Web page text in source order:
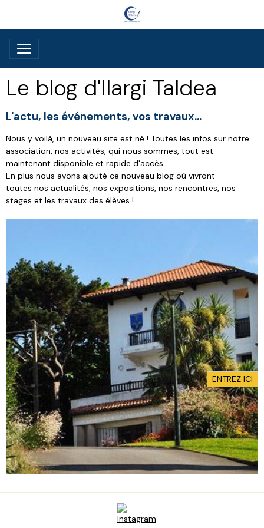
Le blog d'Ilargi Taldea
L'actu, les événements, vos travaux...
Nous y voilà, un nouveau site est né ! Toutes les infos sur notre
association, nos activités, qui nous sommes, tout est
maintenant disponible et rapide d'accès.
En plus nous avons ajouté ce nouveau blog où vivront
toutes nos actualités, nos expositions, nos rencontres, nos
stages et les travaux des élèves !
ENTREZ ICI